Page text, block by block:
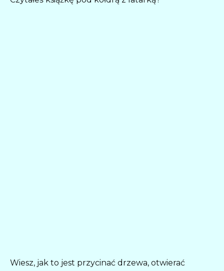
Wiesz, jak to jest przycinać drzewa, otwierać